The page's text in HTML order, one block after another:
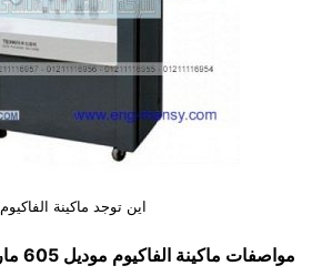
اين توجد ماكينة الفاكيوم
مواصفات ماكينة الفاكيوم موديل 605 ماركة مهندس منسي